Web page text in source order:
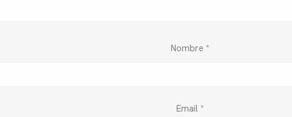
Nombre *
Email *